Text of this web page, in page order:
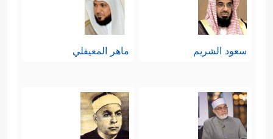
سعود الشريم ماهر المعيقلي